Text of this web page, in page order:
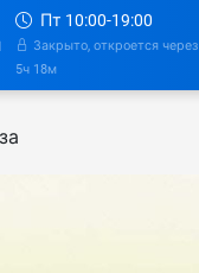
Пт 10:00-19:00
Закрыто, откроется через
5ч 18м